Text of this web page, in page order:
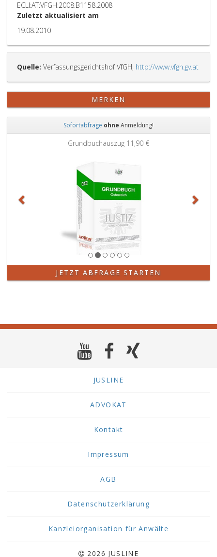
ECLI:AT:VFGH:2008:B1158.2008
Zuletzt aktualisiert am
19.08.2010
Quelle: Verfassungsgerichtshof VfGH, http://www.vfgh.gv.at
MERKEN
Sofortabfrage ohne Anmeldung!
Grundbuchauszug 11,90 €
JETZT ABFRAGE STARTEN
JUSLINE
ADVOKAT
Kontakt
Impressum
AGB
Datenschutzerklärung
Kanzleiorganisation für Anwälte
2026 JUSLINE